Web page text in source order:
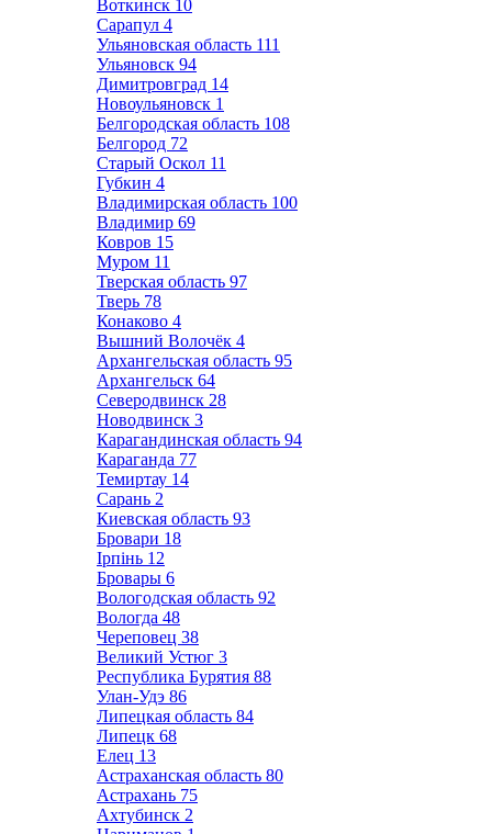
Воткинск 10
Сарапул 4
Ульяновская область 111
Ульяновск 94
Димитровград 14
Новоульяновск 1
Белгородская область 108
Белгород 72
Старый Оскол 11
Губкин 4
Владимирская область 100
Владимир 69
Ковров 15
Муром 11
Тверская область 97
Тверь 78
Конаково 4
Вышний Волочёк 4
Архангельская область 95
Архангельск 64
Северодвинск 28
Новодвинск 3
Карагандинская область 94
Караганда 77
Темиртау 14
Сарань 2
Киевская область 93
Бровари 18
Ірпінь 12
Бровары 6
Вологодская область 92
Вологда 48
Череповец 38
Великий Устюг 3
Республика Бурятия 88
Улан-Удэ 86
Липецкая область 84
Липецк 68
Елец 13
Астраханская область 80
Астрахань 75
Ахтубинск 2